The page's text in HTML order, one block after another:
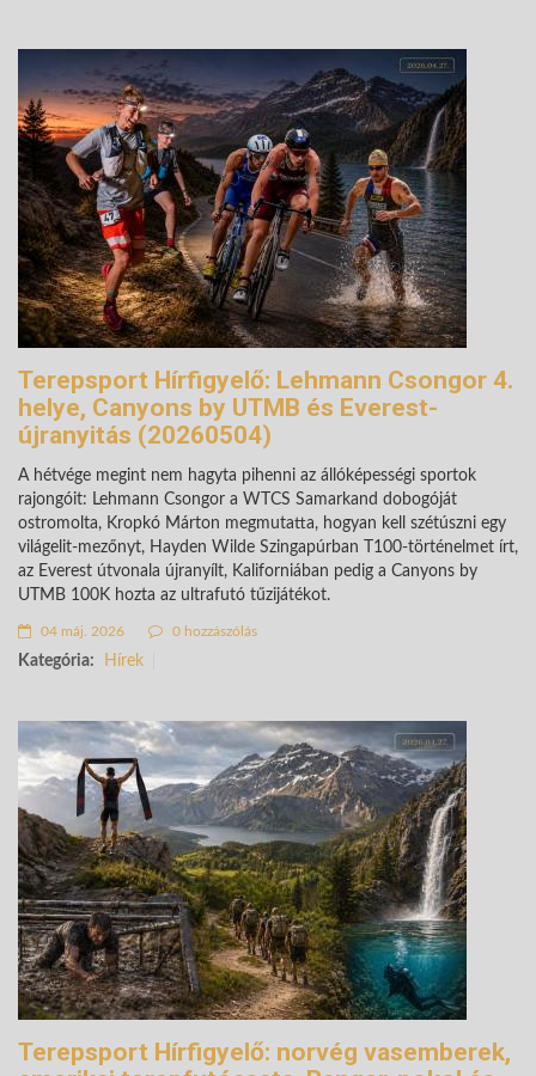
Terepsport Hírfigyelő: Lehmann Csongor 4.
helye, Canyons by UTMB és Everest-
újranyitás (20260504)
A hétvége megint nem hagyta pihenni az állóképességi sportok
rajongóit: Lehmann Csongor a WTCS Samarkand dobogóját
ostromolta, Kropkó Márton megmutatta, hogyan kell szétúszni egy
világelit-mezőnyt, Hayden Wilde Szingapúrban T100-történelmet írt,
az Everest útvonala újranyílt, Kaliforniában pedig a Canyons by
UTMB 100K hozta az ultrafutó tűzijátékot.
04 máj. 2026 0 hozzászólás
Kategória: Hírek
Terepsport Hírfigyelő: norvég vasemberek,